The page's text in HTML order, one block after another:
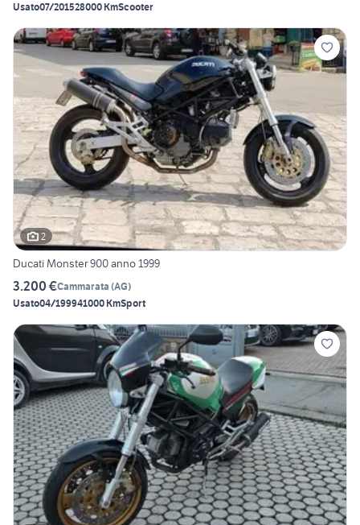
Usato07/201528000 KmScooter
2
Ducati Monster 900 anno 1999
3.200 €Cammarata (AG)
Usato04/199941000 KmSport